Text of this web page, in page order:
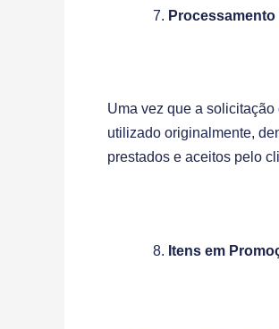
Uma vez que a
utilizado originalmente,
prestados e aceitos pelo
Itens em